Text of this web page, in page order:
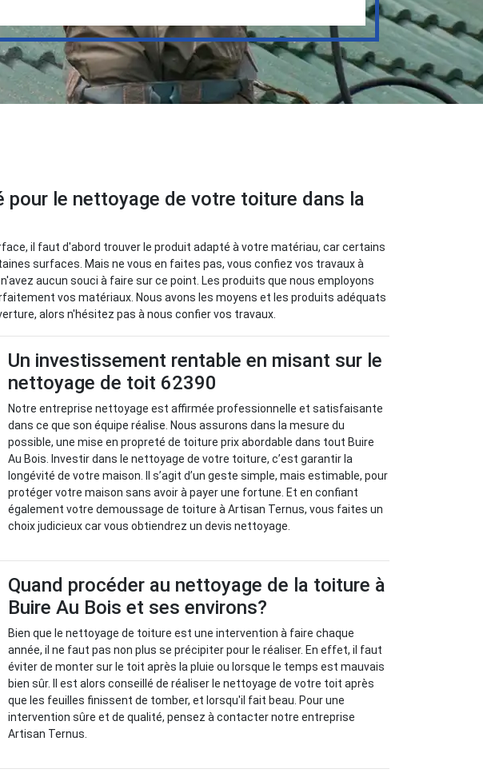
pour le nettoyage de votre toiture dans la
il faut d'abord trouver le produit adapté à votre matériau, car certains
surfaces. Mais ne vous en faites pas, vous confiez vos travaux à
aucun souci à faire sur ce point. Les produits que nous employons
vos matériaux. Nous avons les moyens et les produits adéquats
alors n'hésitez pas à nous confier vos travaux.
Un investissement rentable en misant sur le
nettoyage de toit 62390
Notre entreprise nettoyage est affirmée professionnelle et satisfaisante
dans ce que son équipe réalise. Nous assurons dans la mesure du
possible, une mise en propreté de toiture prix abordable dans tout Buire
Au Bois. Investir dans le nettoyage de votre toiture, c’est garantir la
longévité de votre maison. Il s’agit d’un geste simple, mais estimable, pour
protéger votre maison sans avoir à payer une fortune. Et en confiant
également votre demoussage de toiture à Artisan Ternus, vous faites un
choix judicieux car vous obtiendrez un devis nettoyage.
Quand procéder au nettoyage de la toiture à
Buire Au Bois et ses environs?
Bien que le nettoyage de toiture est une intervention à faire chaque
année, il ne faut pas non plus se précipiter pour le réaliser. En effet, il faut
éviter de monter sur le toit après la pluie ou lorsque le temps est mauvais
bien sûr. Il est alors conseillé de réaliser le nettoyage de votre toit après
que les feuilles finissent de tomber, et lorsqu'il fait beau. Pour une
intervention sûre et de qualité, pensez à contacter notre entreprise
Artisan Ternus.